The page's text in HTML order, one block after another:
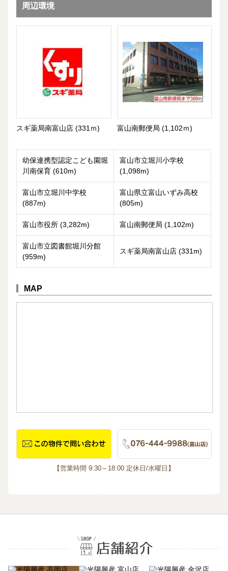
周辺環境
スギ薬局南富山店 (331ｍ) 富山南郵便局 (1,102ｍ)
幼保連携型認定こども園堀
川南保育 (610m)
富山市立堀川小学校
(1,098m)
富山市立堀川中学校
(887m)
富山県立富山いずみ高校
(805m)
富山市役所 (3,282m) 富山南郵便局 (1,102m)
富山市立図書館堀川分館
(959m)
スギ薬局南富山店 (331m)
MAP
【営業時間 9:30～18:00 定休日/水曜日】